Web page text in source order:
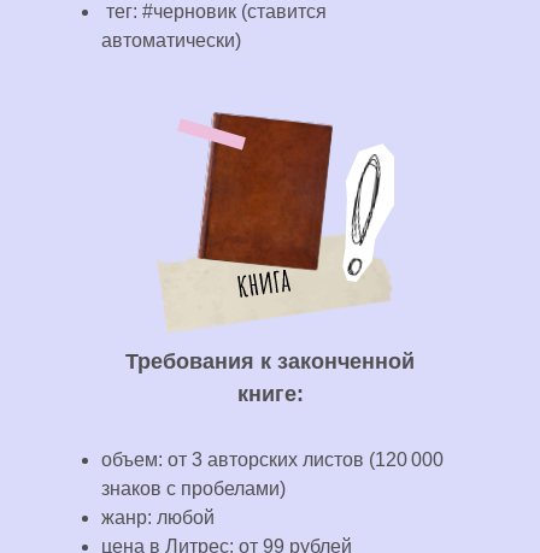
тег: #черновик (ставится
автоматически)
Требования к законченной
книге:
объем: от 3 авторских листов (120 000
знаков с пробелами)
жанр: любой
цена в Литрес: от 99 рублей